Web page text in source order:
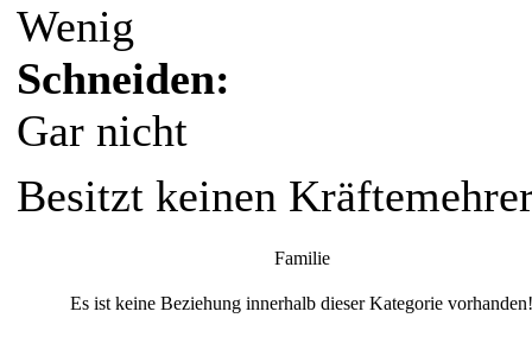
Wenig
Schneiden:
Gar nicht
Besitzt keinen
Familie
Es ist keine Beziehung innerhalb dieser Kategorie